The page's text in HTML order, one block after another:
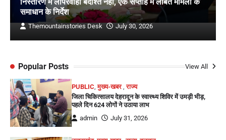
समाधान के निर्देश
Themountainstories Desk July 30, 2026
Popular Posts View All
PUBLIC,मुख्य-खबर,राज्य
जिला चिकित्सालय देहरादून के स्वास्थ्य शिविर में उमड़ी भीड़,
पहले दिन 624 लोगों ने उठाया लाभ
admin
July 31, 2026